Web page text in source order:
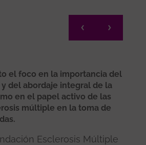
el foco en la importancia del
del abordaje integral de la
en el papel activo de las
múltiple en la toma de
Esclerosis Múltiple